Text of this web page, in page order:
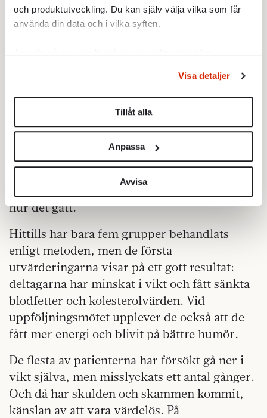
och produktutveckling. Du kan själv välja vilka som får
använda din data och i vilka syften.
Du kan ändra eller dra tillbaka ditt samtycke när som
helst från cookie-förklaringen.
Vi använder enhetsidentifierare för att anpassa innehållet
för sociala medier och analysera vår trafik. Vi
vidarebefordrar även sådana identifierare och annan
information från din enhet till de sociala medier och
annons- och analysföretag som vi samarbetar med.
Dessa kan i sin tur kombinera informationen med annan
samlat in när du har använt deras tjänster.
Om du vill läsa mer om hur vi hanterar personuppgifter
kan du göra dethär.
Visa detaljer
Tillåt alla
Anpassa
Avvisa
Speciellt för behandlingsmetoden på
livsstilsmottagningen är att den sker i grupp,
tillsammans går på fem sessioner med olika
teman. Hjärt-kärlsjukdom, fysisk aktivitet,
Helst ska patienterna också ha med sig en
anhörig eller nära vän till varje kurstillfälle,
för att öka stödet och förståelsen för
livsstilsförändringen även på hemmaplan och
i vardagen. Efter ett halvår görs en exakt
likadan hälsoundersökning, för att följa upp
hur det gått.
Hittills har bara fem grupper behandlats
enligt metoden, men de första
utvärderingarna visar på ett gott resultat:
deltagarna har minskat i vikt och fått sänkta
blodfetter och kolesterolvärden. Vid
uppföljningsmötet upplever de också att de
fått mer energi och blivit på bättre humör.
De flesta av patienterna har försökt gå ner i
vikt själva, men misslyckats ett antal gånger.
Och då har skulden och skammen kommit,
känslan av att vara värdelös. På